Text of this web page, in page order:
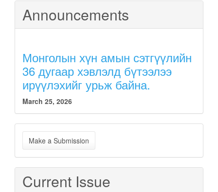
Announcements
Монголын хүн амын сэтгүүлийн
36 дугаар хэвлэлд бүтээлээ
ирүүлэхийг урьж байна.
March 25, 2026
Make
a
Submission
Make a Submission
Current Issue